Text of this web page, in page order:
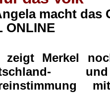
macht das
ONLINE
zeigt Merkel